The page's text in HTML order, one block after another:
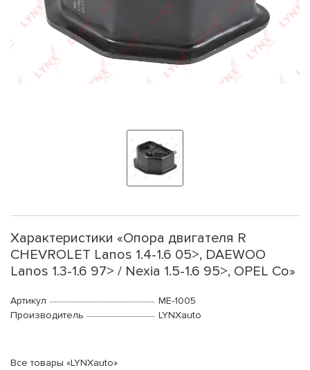
Характеристики «Опора двигателя R
CHEVROLET Lanos 1.4-1.6 05>, DAEWOO
Lanos 1.3-1.6 97> / Nexia 1.5-1.6 95>, OPEL Co»
Артикул
ME-1005
Производитель
LYNXauto
Все товары «LYNXauto»